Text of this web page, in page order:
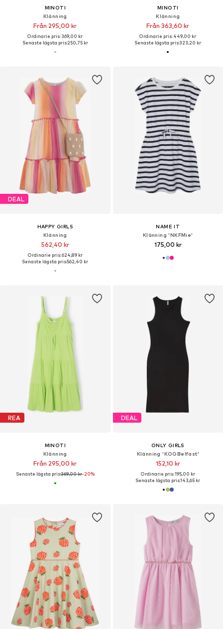
MINOTI
Klänning
Från 295,00 kr
Ordinarie pris: 369,00 kr
Senaste lägsta pris:250,75 kr
MINOTI
Klänning
Från 363,60 kr
Ordinarie pris: 449,00 kr
Senaste lägsta pris:323,20 kr
DEAL
HAPPY GIRLS
Klänning
562,40 kr
Ordinarie pris: 624,89 kr
Senaste lägsta pris:562,40 kr
NAME IT
Klänning 'NKFMie'
175,00 kr
REA
MINOTI
Klänning
Från 295,00 kr
Senaste lägsta pris:369,00 kr-20%
DEAL
ONLY GIRLS
Klänning 'KOGBelfast'
152,10 kr
Ordinarie pris: 195,00 kr
Senaste lägsta pris:143,65 kr